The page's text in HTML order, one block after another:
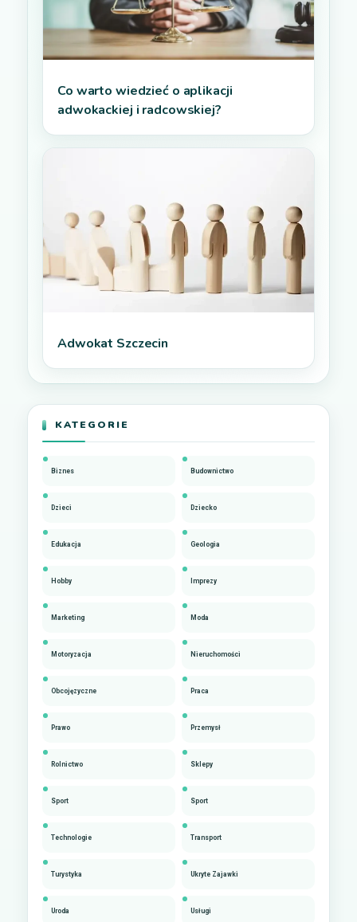
Co warto wiedzieć o aplikacji
adwokackiej i radcowskiej?
Adwokat Szczecin
KATEGORIE
Biznes Budownictwo
Dzieci Dziecko
Edukacja Geologia
Hobby Imprezy
Marketing Moda
Motoryzacja Nieruchomości
Obcojęzyczne Praca
Prawo Przemysł
Rolnictwo Sklepy
Sport Sport
Technologie Transport
Turystyka Ukryte Zajawki
Uroda Usługi